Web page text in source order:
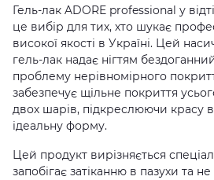
Гель-лак ADORE professional у
це вибір для тих, хто шукає
високої якості в Україні. Цей
гель-лак надає нігтям
проблему нерівномірного
забезпечує щільне покриття
двох шарів, підкреслюючи красу
ідеальну форму.
Цей продукт вирізняється
запобігає затіканню в пазухи та